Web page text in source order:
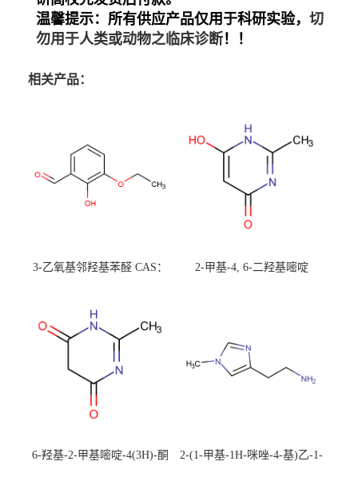
温馨提示： 所有供应产品仅用于科研实验， 切
勿用于人类或动物之临床诊断！！
相关产品：
3-乙氧基邻羟基苯醛 CAS：
校可先用后付
2-甲基-4, 6-二羟基嘧啶
6-羟基-2-甲基嘧啶-4(3H)-酮
2-(1-甲基-1H-咪唑-4-基)乙-1-